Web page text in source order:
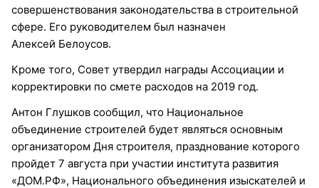
совершенствования законодательства в строительной
сфере. Его руководителем был назначен
Алексей Белоусов.
Кроме того, Совет утвердил награды Ассоциации и
корректировки по смете расходов на 2019 год.
Антон Глушков сообщил, что Национальное
объединение строителей будет являться основным
организатором Дня строителя, празднование которого
пройдет 7 августа при участии института развития
«ДОМ.РФ», Национального объединения изыскателей и